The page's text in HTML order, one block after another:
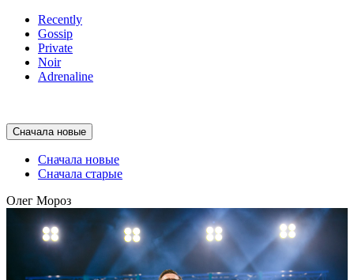
Recently
Gossip
Private
Noir
Adrenaline
Сначала новые
Сначала новые
Сначала старые
Олег Мороз